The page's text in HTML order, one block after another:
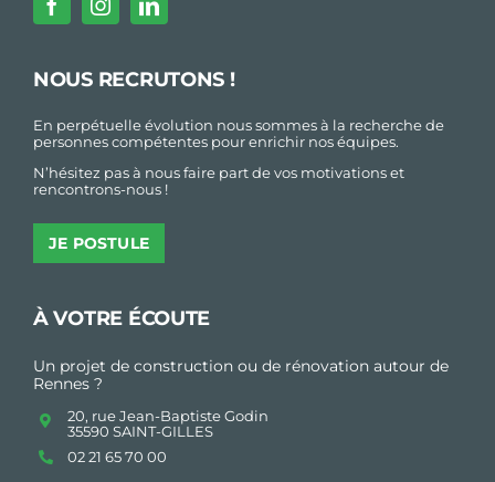
NOUS RECRUTONS !
En perpétuelle évolution nous sommes à la recherche de
personnes compétentes pour enrichir nos équipes.
N’hésitez pas à nous faire part de vos motivations et
rencontrons-nous !
JE POSTULE
À VOTRE ÉCOUTE
Un projet de construction ou de rénovation autour de
Rennes ?
20, rue Jean-Baptiste Godin
35590 SAINT-GILLES
02 21 65 70 00